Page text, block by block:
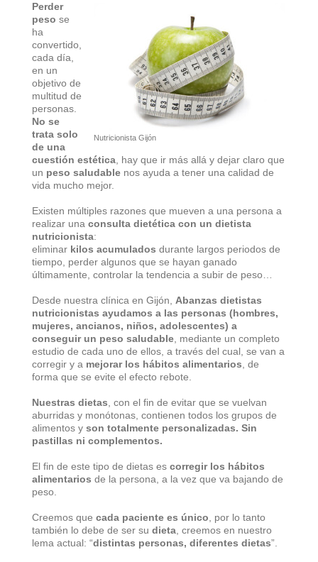
Nutricionista Gijón
Perder
peso se
ha
convertido,
cada día,
en un
objetivo de
multitud de
personas.
No se
trata solo
de una
cuestión estética, hay que ir más allá y dejar claro que
un peso saludable nos ayuda a tener una calidad de
vida mucho mejor.
Existen múltiples razones que mueven a una persona a
realizar una consulta dietética con un dietista
nutricionista:
eliminar kilos acumulados durante largos periodos de
tiempo, perder algunos que se hayan ganado
últimamente, controlar la tendencia a subir de peso…
Desde nuestra clínica en Gijón, Abanzas dietistas
nutricionistas ayudamos a las personas (hombres,
mujeres, ancianos, niños, adolescentes) a
conseguir un peso saludable, mediante un completo
estudio de cada uno de ellos, a través del cual, se van a
corregir y a mejorar los hábitos alimentarios, de
forma que se evite el efecto rebote.
Nuestras dietas, con el fin de evitar que se vuelvan
aburridas y monótonas, contienen todos los grupos de
alimentos y son totalmente personalizadas. Sin
pastillas ni complementos.
El fin de este tipo de dietas es corregir los hábitos
alimentarios de la persona, a la vez que va bajando de
peso.
Creemos que cada paciente es único, por lo tanto
también lo debe de ser su dieta, creemos en nuestro
lema actual: “distintas personas, diferentes dietas”.